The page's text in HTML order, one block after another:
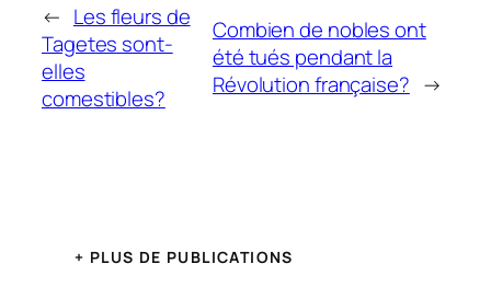
← Les fleurs de
Tagetes sont-
elles
comestibles?
Combien de nobles ont
été tués pendant la
Révolution française? →
+ PLUS DE PUBLICATIONS